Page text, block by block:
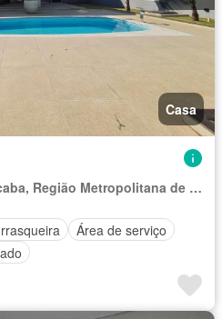
Casa
Região Imediata de Sorocaba, Região Metropolitana de Sorocaba
Área de serviço